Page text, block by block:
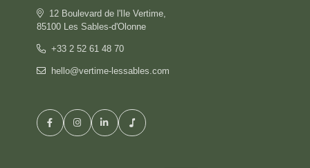
12 Boulevard de l'Ile Vertime,
85100 Les Sables-d'Olonne
+33 2 52 61 48 70
hello@vertime-lessables.com